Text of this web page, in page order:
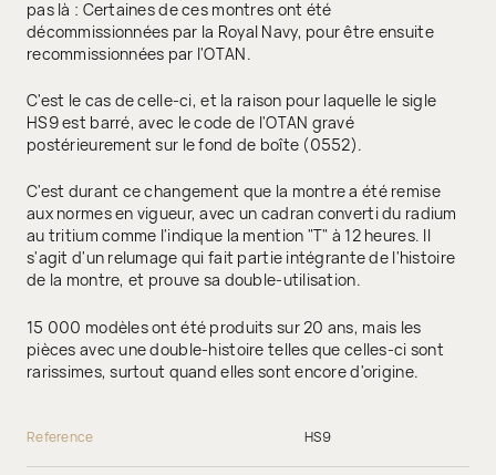
pas là : Certaines de ces montres ont été
décommissionnées par la Royal Navy, pour être ensuite
recommissionnées par l'OTAN.
C'est le cas de celle-ci, et la raison pour laquelle le sigle
HS9 est barré, avec le code de l'OTAN gravé
postérieurement sur le fond de boîte (0552).
C'est durant ce changement que la montre a été remise
aux normes en vigueur, avec un cadran converti du radium
au tritium comme l'indique la mention "T" à 12 heures. Il
s'agit d'un relumage qui fait partie intégrante de l'histoire
de la montre, et prouve sa double-utilisation.
15 000 modèles ont été produits sur 20 ans, mais les
pièces avec une double-histoire telles que celles-ci sont
rarissimes, surtout quand elles sont encore d'origine.
Reference HS9